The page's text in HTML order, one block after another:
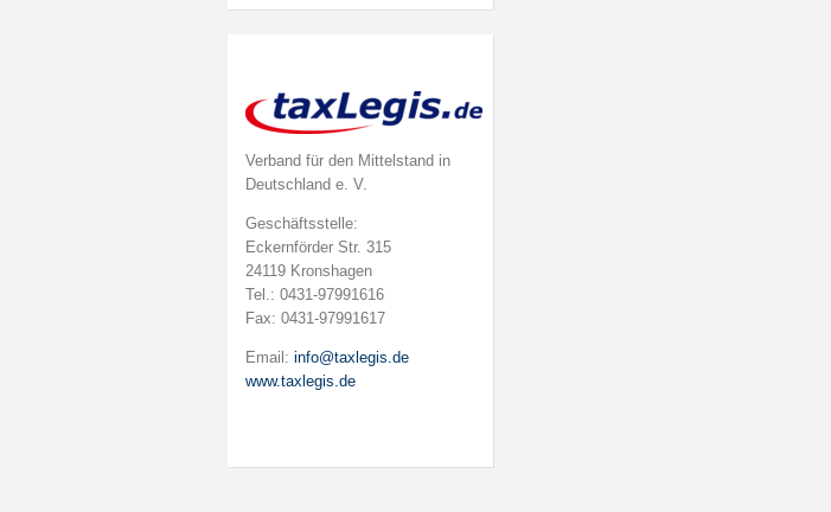
Verband für den Mittelstand in
Deutschland e. V.
Geschäftsstelle:
Eckernförder Str. 315
24119 Kronshagen
Tel.: 0431-97991616
Fax: 0431-97991617
Email: info@taxlegis.de
www.taxlegis.de